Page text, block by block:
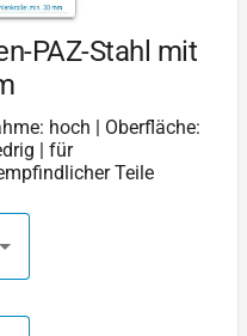
PAZ-Stahl mit
hoch | Oberfläche:
| für
Teile